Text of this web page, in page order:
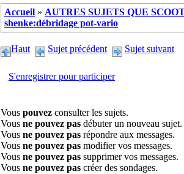
Accueil » AUTRES SUJETS QUE
shenke:débridage pot-vario
Haut Sujet précédent Sujet suivant
S'enregistrer pour participer
Vous pouvez consulter les sujets.
Vous ne pouvez pas débuter un nouveau sujet.
Vous ne pouvez pas répondre aux messages.
Vous ne pouvez pas modifier vos messages.
Vous ne pouvez pas supprimer vos messages.
Vous ne pouvez pas créer des sondages.